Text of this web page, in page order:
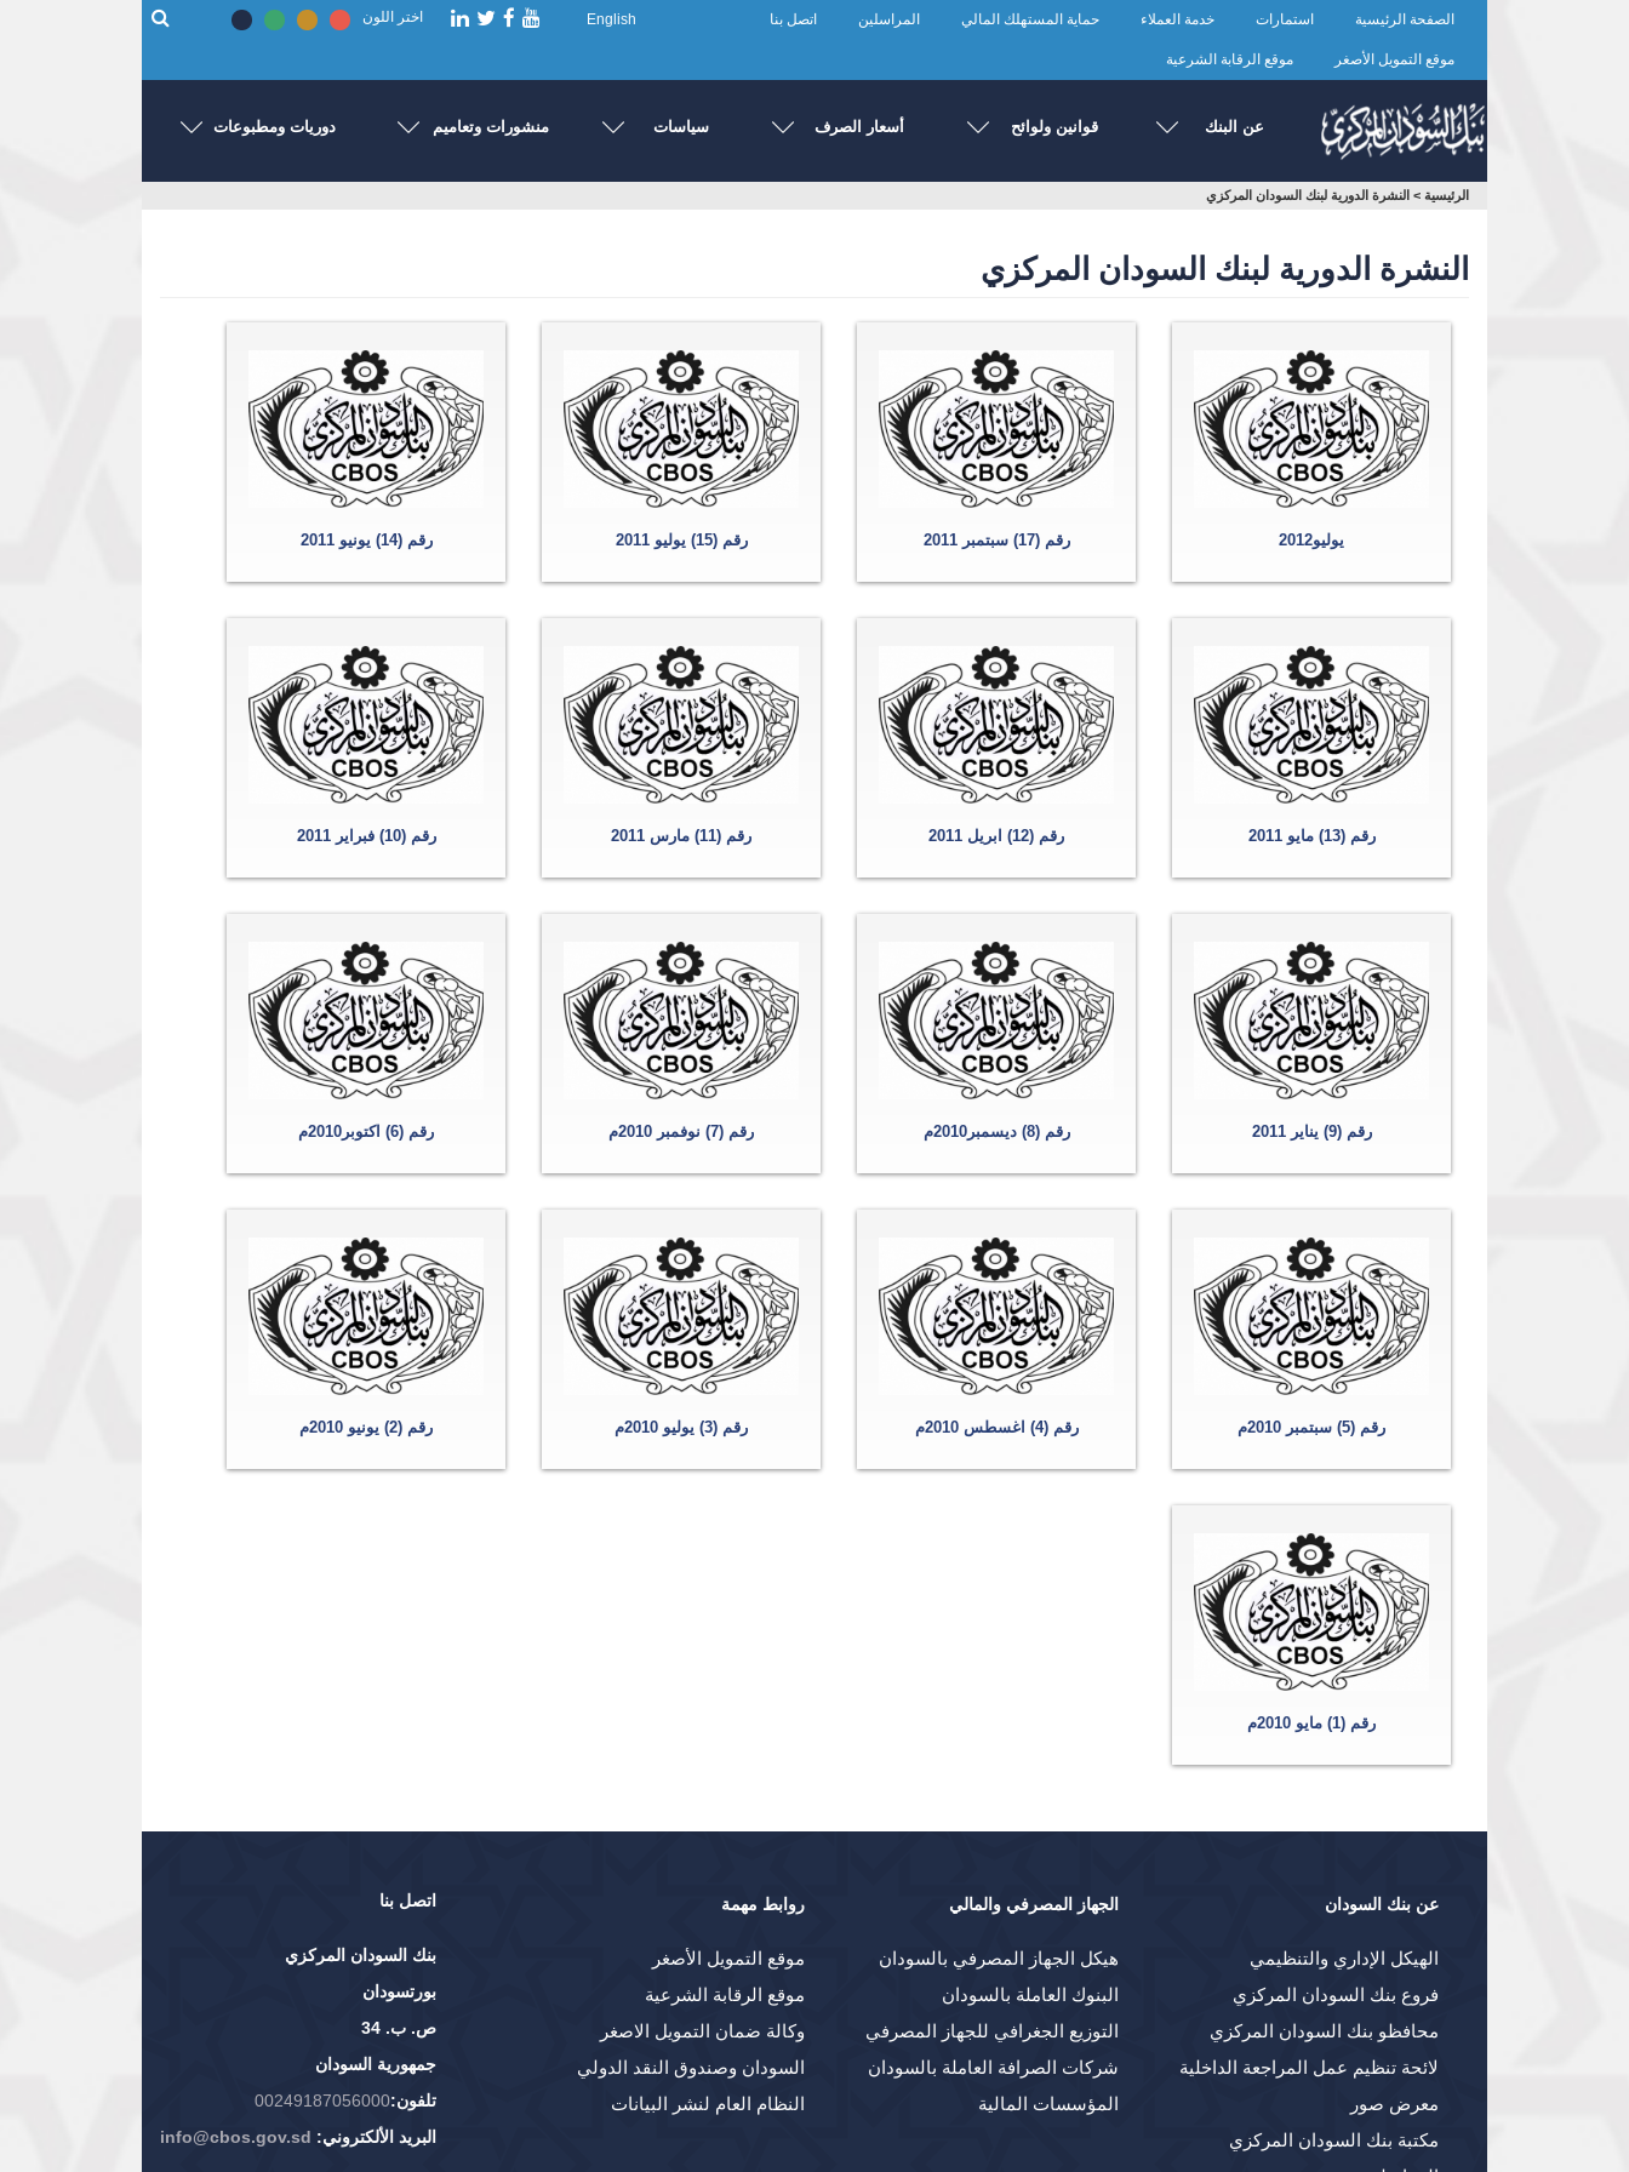
الصفحة الرئيسية استمارات خدمة العملاء حماية المستهلك المالي المراسلين اتصل بنا
موقع التمويل الأصغر موقع الرقابة الشرعية
English اختر اللون
عن البنك قوانين ولوائح أسعار الصرف سياسات منشورات وتعاميم دوريات ومطبوعات
أنت
الرئيسية > النشرة الدورية لبنك السودان المركزي
النشرة الدورية لبنك السودان المركزي
يوليو2012 رقم (17) سبتمبر 2011 رقم (15) يوليو 2011 رقم (14) يونيو 2011
رقم (13) مايو 2011 رقم (12) ابريل 2011 رقم (11) مارس 2011 رقم (10) فبراير 2011
رقم (9) يناير 2011 رقم (8) ديسمبر2010م رقم (7) نوفمبر 2010م رقم (6) اكتوبر2010م
رقم (5) سبتمبر 2010م رقم (4) اغسطس 2010م رقم (3) يوليو 2010م رقم (2) يونيو 2010م
رقم (1) مايو 2010م
اتصل بنا
بنك السودان المركزي
بورتسودان
ص. ب. 34
جمهورية السودان
تلفون:00249187056000
البريد الألكتروني: info@cbos.gov.sd
عن بنك السودان
الهيكل الإداري والتنظيمي
فروع بنك السودان المركزي
محافظو بنك السودان المركزي
لائحة تنظيم عمل المراجعة الداخلية
معرض صور
مكتبة بنك السودان المركزي
الجهاز المصرفي والمالي
هيكل الجهاز المصرفي بالسودان
البنوك العاملة بالسودان
التوزيع الجغرافي للجهاز المصرفي
شركات الصرافة العاملة بالسودان
المؤسسات المالية
روابط مهمة
موقع التمويل الأصغر
موقع الرقابة الشرعية
وكالة ضمان التمويل الاصغر
السودان وصندوق النقد الدولي
النظام العام لنشر البيانات